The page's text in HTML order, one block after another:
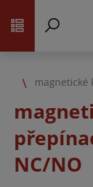
magnetické
NC/NO